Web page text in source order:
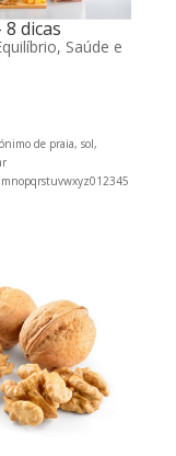
dicas
, Saúde e
de praia, sol,